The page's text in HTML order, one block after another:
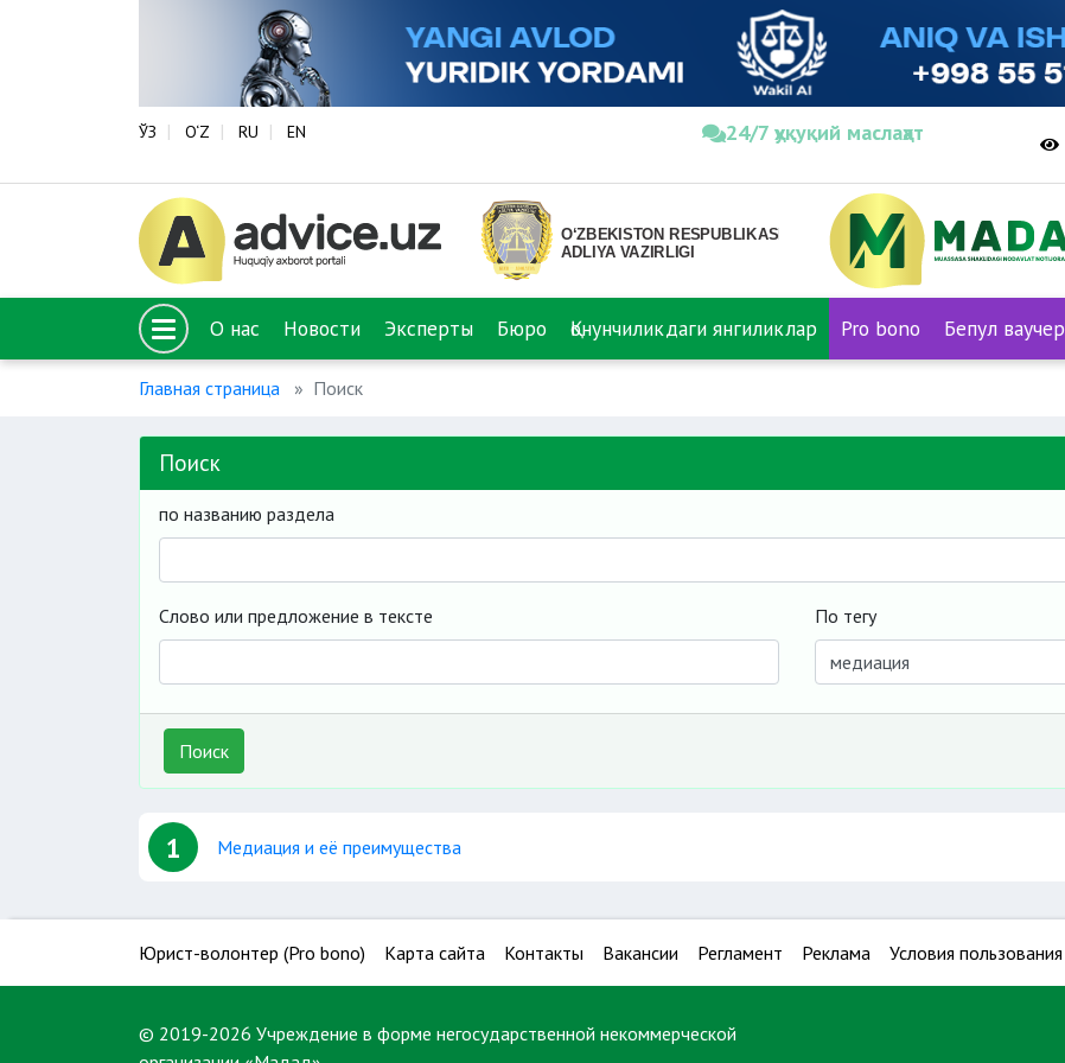
ЎЗ O‘Z RU EN 24/7 ҳуқуқий маслаҳат
О нас Новости Эксперты Бюро Қонунчиликдаги янгиликлар Pro bono Бепул ваучер
Главная страница Поиск
Поиск
по названию раздела
Слово или предложение в тексте По тегу
Поиск
1 Медиация и её преимущества
Юрист-волонтер (Pro bono) Карта сайта Контакты Вакансии Регламент Реклама Условия пользования
© 2019-2026 Учреждение в форме негосударственной некоммерческой